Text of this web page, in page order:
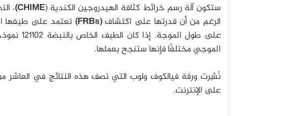
ستكون آلة رسم خرائط كثافة الهيدروجين الكندية (CHIME) ،
الرغم من أن قدرتها على اكتشاف(FRBs)
تعتمد على طيفها
على طول الموجة. إذا كان الطيف الخاص بالنبضة 121102 نموذجيًا فإن
الموجي مختلفًا فإنها ستنجح بعملها.
على الإنترنت.